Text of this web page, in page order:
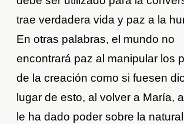
trae verdadera vida y paz a la
En otras palabras, el mundo no
encontrará paz al manipular los
de la creación como si fuesen
lugar de esto, al volver a María,
le ha dado poder sobre la